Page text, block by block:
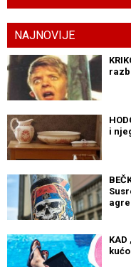
NAJNOVIJE
i
KAD